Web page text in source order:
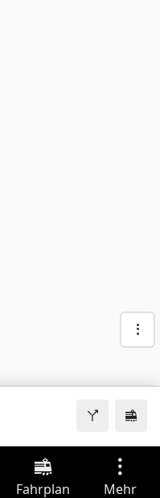
Fahrplan Mehr